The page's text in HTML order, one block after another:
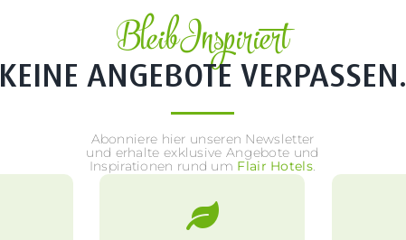
Bleib Inspiriert
KEINE ANGEBOTE VERPASSEN.
Abonniere hier unseren Newsletter
und erhalte exklusive Angebote und
Inspirationen rund um Flair Hotels.